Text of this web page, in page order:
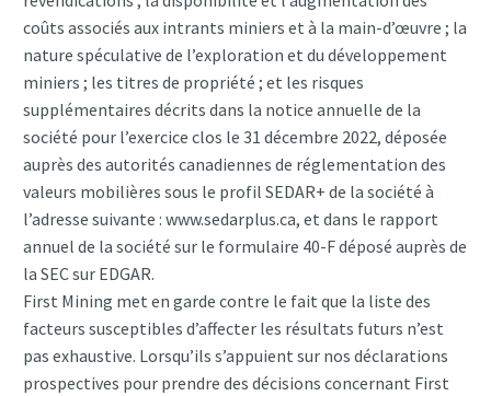
coûts associés aux intrants miniers et à la main-d’œuvre ; la
nature spéculative de l’exploration et du développement
miniers ; les titres de propriété ; et les risques
supplémentaires décrits dans la notice annuelle de la
société pour l’exercice clos le 31 décembre 2022, déposée
auprès des autorités canadiennes de réglementation des
valeurs mobilières sous le profil SEDAR+ de la société à
l’adresse suivante : www.sedarplus.ca, et dans le rapport
annuel de la société sur le formulaire 40-F déposé auprès de
la SEC sur EDGAR.
First Mining met en garde contre le fait que la liste des
facteurs susceptibles d’affecter les résultats futurs n’est
pas exhaustive. Lorsqu’ils s’appuient sur nos déclarations
prospectives pour prendre des décisions concernant First